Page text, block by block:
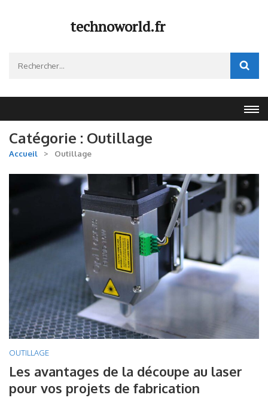
Entrée)
technoworld.fr
Catégorie : Outillage
Accueil > Outillage
OUTILLAGE
Les avantages de la découpe au laser
pour vos projets de fabrication